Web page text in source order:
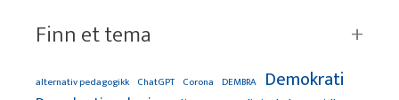
Finn et tema
alternativ pedagogikk ChatGPT Corona DEMBRA Demokrati